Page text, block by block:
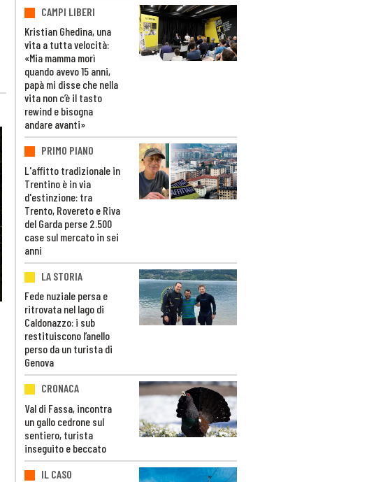
CAMPI LIBERI
Kristian Ghedina, una
vita a tutta velocità:
«Mia mamma morì
quando avevo 15 anni,
papà mi disse che nella
vita non c’è il tasto
rewind e bisogna
andare avanti»
PRIMO PIANO
L'affitto tradizionale in
Trentino è in via
d'estinzione: tra
Trento, Rovereto e Riva
del Garda perse 2.500
case sul mercato in sei
anni
LA STORIA
Fede nuziale persa e
ritrovata nel lago di
Caldonazzo: i sub
restituiscono l’anello
perso da un turista di
Genova
CRONACA
Val di Fassa, incontra
un gallo cedrone sul
sentiero, turista
inseguito e beccato
IL CASO